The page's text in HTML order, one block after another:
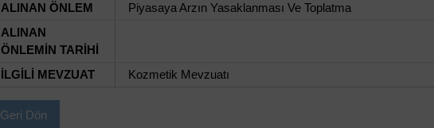
ALINAN ÖNLEM
Piyasaya Arzın Yasaklanması Ve Toplatma
ALINAN
ÖNLEMİN TARİHİ
İLGİLİ MEVZUAT
Kozmetik Mevzuatı
Geri Dön